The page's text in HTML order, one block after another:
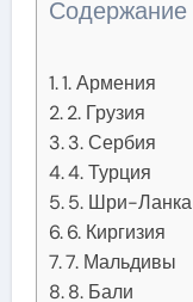
Содержание
1. Армения
2. Грузия
3. Сербия
4. Турция
5. Шри-Ланка
6. Киргизия
7. Мальдивы
8. Бали